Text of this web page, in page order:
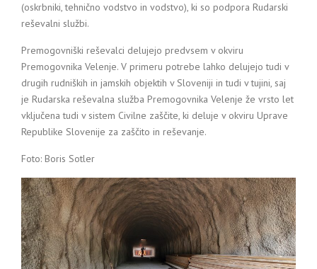
(oskrbniki, tehnično vodstvo in vodstvo), ki so podpora Rudarski
reševalni službi.
Premogovniški reševalci delujejo predvsem v okviru
Premogovnika Velenje. V primeru potrebe lahko delujejo tudi v
drugih rudniških in jamskih objektih v Sloveniji in tudi v tujini, saj
je Rudarska reševalna služba Premogovnika Velenje že vrsto let
vključena tudi v sistem Civilne zaščite, ki deluje v okviru Uprave
Republike Slovenije za zaščito in reševanje.
Foto: Boris Sotler